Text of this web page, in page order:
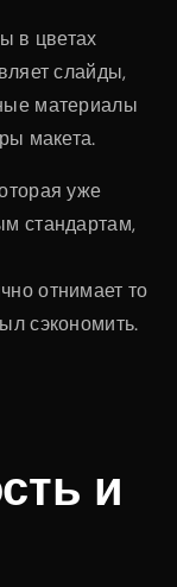
в цветах
слайды,
материалы
макета.
уже
стандартам,
отнимает то
сэкономить.
и